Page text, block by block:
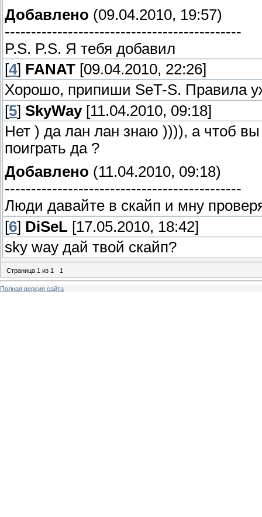
Добавлено (09.04.2010, 19:57)
---------------------------------------------
P.S. P.S. Я тебя добавил
[4] FANAT [09.04.2010, 22:26]
Хорошо, припиши SeT-S. Правила
[5] SkyWay[11.04.2010, 09:18]
Нет ) да лан лан знаю )))), а чтоб
поиграть да ?
Добавлено (11.04.2010, 09:18)
---------------------------------------------
Люди давайте в скайп и мну
[6] DiSeL [17.05.2010, 18:42]
sky way дай твой скайп?
Страница 1 из 1 1
Полная версия сайта